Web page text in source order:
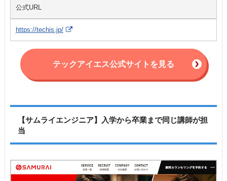
公式URL
https://techis.jp/
テックアイエス公式サイトを見る
【サムライエンジニア】入学から卒業まで同じ講師が担
当